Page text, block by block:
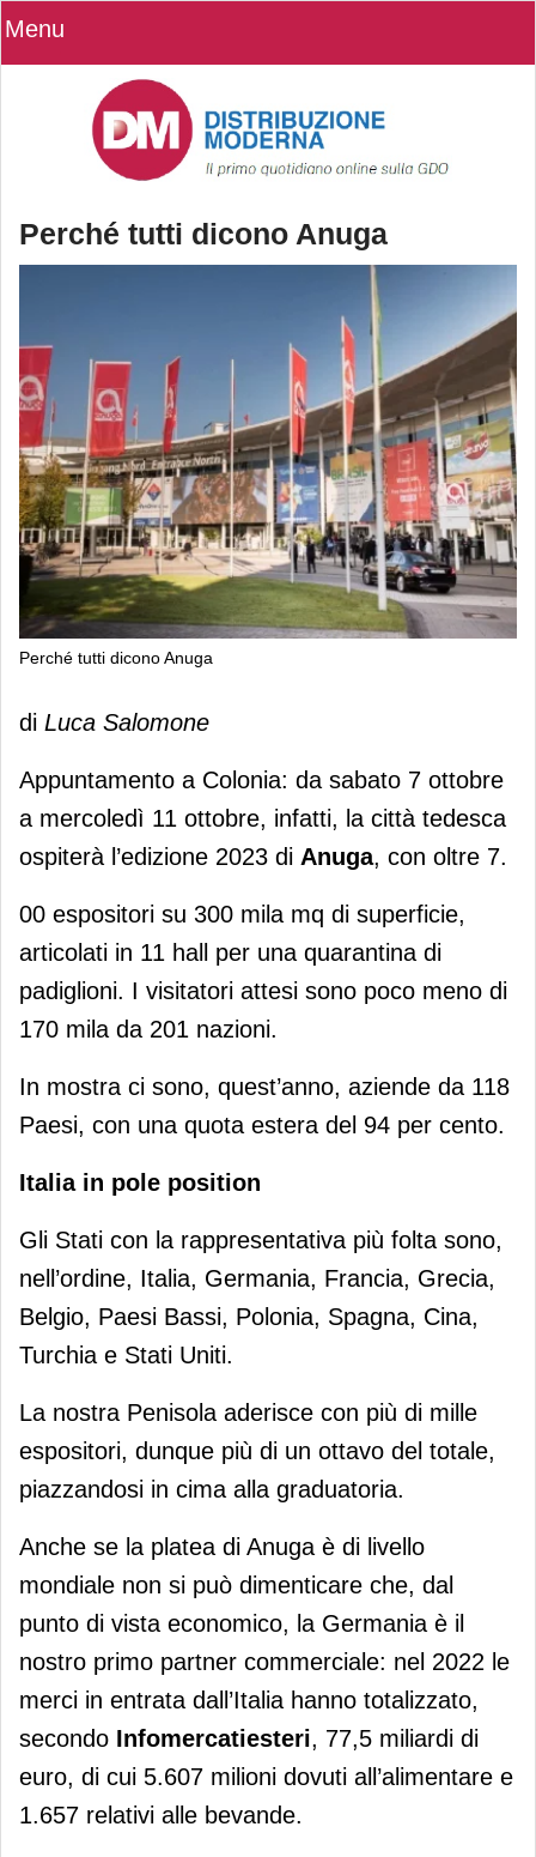
Menu
Perché tutti dicono Anuga
Perché tutti dicono Anuga
Perché tutti dicono Anuga
di Luca Salomone
Appuntamento a Colonia: da sabato 7 ottobre
a mercoledì 11 ottobre, infatti, la città tedesca
ospiterà l’edizione 2023 di Anuga, con oltre 7.
00 espositori su 300 mila mq di superficie,
articolati in 11 hall per una quarantina di
padiglioni. I visitatori attesi sono poco meno di
170 mila da 201 nazioni.
In mostra ci sono, quest’anno, aziende da 118
Paesi, con una quota estera del 94 per cento.
Italia in pole position
Gli Stati con la rappresentativa più folta sono,
nell’ordine, Italia, Germania, Francia, Grecia,
Belgio, Paesi Bassi, Polonia, Spagna, Cina,
Turchia e Stati Uniti.
La nostra Penisola aderisce con più di mille
espositori, dunque più di un ottavo del totale,
piazzandosi in cima alla graduatoria.
Anche se la platea di Anuga è di livello
mondiale non si può dimenticare che, dal
punto di vista economico, la Germania è il
nostro primo partner commerciale: nel 2022 le
merci in entrata dall’Italia hanno totalizzato,
secondo Infomercatiesteri, 77,5 miliardi di
euro, di cui 5.607 milioni dovuti all’alimentare e
1.657 relativi alle bevande.